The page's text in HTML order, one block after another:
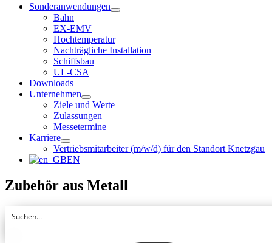
Sonderanwendungen
Bahn
EX-EMV
Hochtemperatur
Nachträgliche Installation
Schiffsbau
UL-CSA
Downloads
Unternehmen
Ziele und Werte
Zulassungen
Messetermine
Karriere
Vertriebsmitarbeiter (m/w/d) für den Standort Knetzgau
EN
Zubehör aus Metall